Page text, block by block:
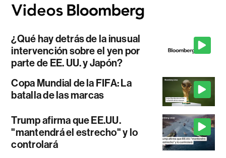
¿Qué hay detrás de la inusual
intervención sobre el yen por
parte de EE. UU. y Japón?
Copa Mundial de la FIFA: La
batalla de las marcas
Trump afirma que EE.UU.
"mantendrá el estrecho" y lo
controlará